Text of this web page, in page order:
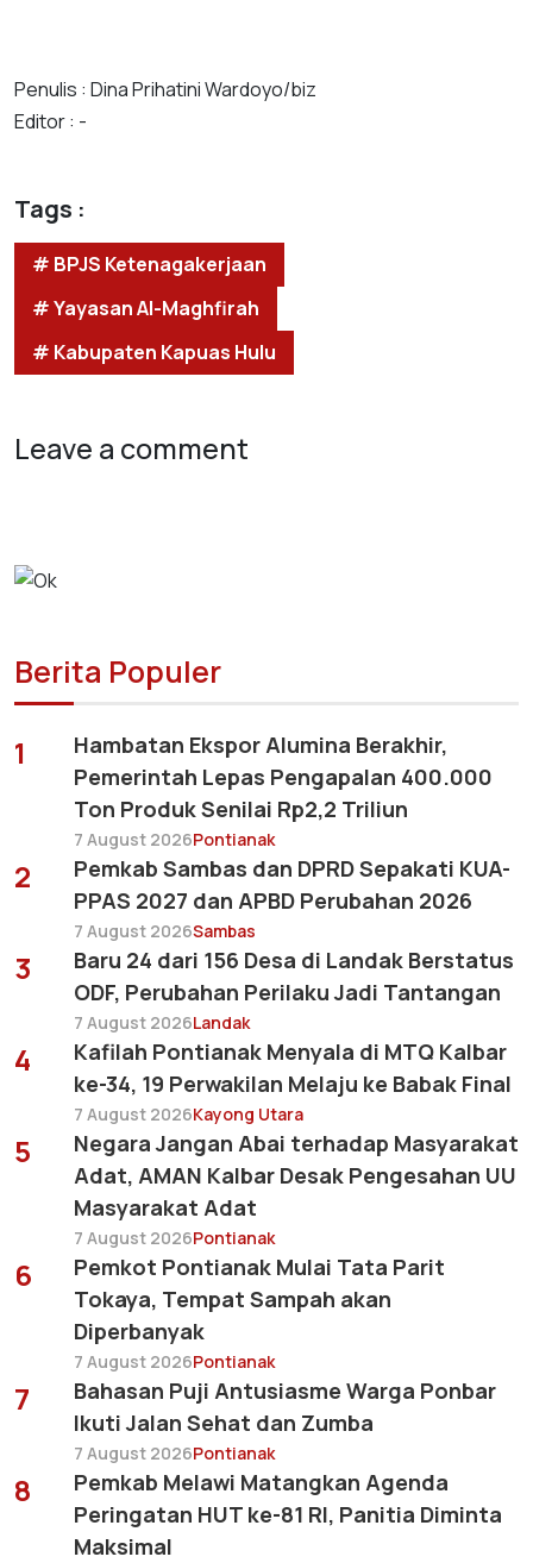
Penulis : Dina Prihatini Wardoyo/biz
Editor : -
Tags :
# BPJS Ketenagakerjaan
# Yayasan Al-Maghfirah
# Kabupaten Kapuas Hulu
Leave a comment
Berita Populer
1
Hambatan Ekspor Alumina Berakhir,
Pemerintah Lepas Pengapalan 400.000
Ton Produk Senilai Rp2,2 Triliun
7 August 2026Pontianak
2
Pemkab Sambas dan DPRD Sepakati KUA-
PPAS 2027 dan APBD Perubahan 2026
7 August 2026Sambas
3
Baru 24 dari 156 Desa di Landak Berstatus
ODF, Perubahan Perilaku Jadi Tantangan
7 August 2026Landak
4
Kafilah Pontianak Menyala di MTQ Kalbar
ke-34, 19 Perwakilan Melaju ke Babak Final
7 August 2026Kayong Utara
5
Negara Jangan Abai terhadap Masyarakat
Adat, AMAN Kalbar Desak Pengesahan UU
Masyarakat Adat
7 August 2026Pontianak
6
Pemkot Pontianak Mulai Tata Parit
Tokaya, Tempat Sampah akan
Diperbanyak
7 August 2026Pontianak
7
Bahasan Puji Antusiasme Warga Ponbar
Ikuti Jalan Sehat dan Zumba
7 August 2026Pontianak
8
Pemkab Melawi Matangkan Agenda
Peringatan HUT ke-81 RI, Panitia Diminta
Maksimal